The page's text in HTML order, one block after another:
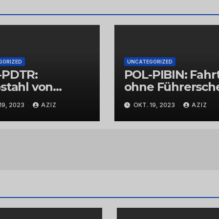
von
2023 AZIZ
UNCATEGORIZED
POL-PIBIN:
ohne
und unter
von Drogen
OKT. 19, 2023 AZIZ